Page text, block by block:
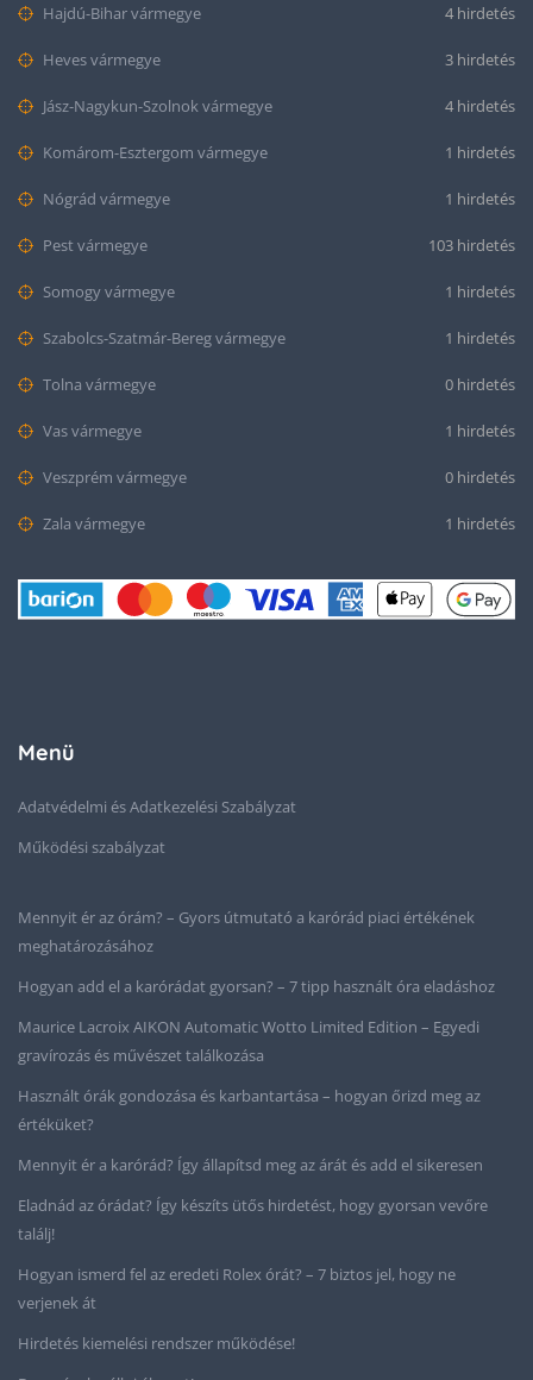
Hajdú-Bihar vármegye 4 hirdetés
Heves vármegye 3 hirdetés
Jász-Nagykun-Szolnok vármegye 4 hirdetés
Komárom-Esztergom vármegye 1 hirdetés
Nógrád vármegye 1 hirdetés
Pest vármegye 103 hirdetés
Somogy vármegye 1 hirdetés
Szabolcs-Szatmár-Bereg vármegye 1 hirdetés
Tolna vármegye 0 hirdetés
Vas vármegye 1 hirdetés
Veszprém vármegye 0 hirdetés
Zala vármegye 1 hirdetés
Menü
Adatvédelmi és Adatkezelési Szabályzat
Működési szabályzat
Mennyit ér az órám? – Gyors útmutató a karórád piaci értékének
meghatározásához
Hogyan add el a karórádat gyorsan? – 7 tipp használt óra eladáshoz
Maurice Lacroix AIKON Automatic Wotto Limited Edition – Egyedi
gravírozás és művészet találkozása
Használt órák gondozása és karbantartása – hogyan őrizd meg az
értéküket?
Mennyit ér a karórád? Így állapítsd meg az árát és add el sikeresen
Eladnád az órádat? Így készíts ütős hirdetést, hogy gyorsan vevőre
találj!
Hogyan ismerd fel az eredeti Rolex órát? – 7 biztos jel, hogy ne
verjenek át
Hirdetés kiemelési rendszer működése!